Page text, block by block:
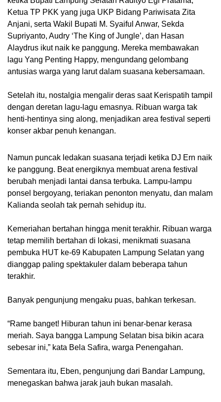
Ketua TP PKK yang juga UKP Bidang Pariwisata Zita
Anjani, serta Wakil Bupati M. Syaiful Anwar, Sekda
Supriyanto, Audry ‘The King of Jungle’, dan Hasan
Alaydrus ikut naik ke panggung. Mereka membawakan
lagu Yang Penting Happy, mengundang gelombang
antusias warga yang larut dalam suasana kebersamaan.
Setelah itu, nostalgia mengalir deras saat Kerispatih tampil
dengan deretan lagu-lagu emasnya. Ribuan warga tak
henti-hentinya sing along, menjadikan area festival seperti
konser akbar penuh kenangan.
Namun puncak ledakan suasana terjadi ketika DJ Ern naik
ke panggung. Beat energiknya membuat arena festival
berubah menjadi lantai dansa terbuka. Lampu-lampu
ponsel bergoyang, teriakan penonton menyatu, dan malam
Kalianda seolah tak pernah sehidup itu.
Kemeriahan bertahan hingga menit terakhir. Ribuan warga
tetap memilih bertahan di lokasi, menikmati suasana
pembuka HUT ke-69 Kabupaten Lampung Selatan yang
dianggap paling spektakuler dalam beberapa tahun
terakhir.
Banyak pengunjung mengaku puas, bahkan terkesan.
“Rame banget! Hiburan tahun ini benar-benar kerasa
meriah. Saya bangga Lampung Selatan bisa bikin acara
sebesar ini,” kata Bela Safira, warga Penengahan.
Sementara itu, Eben, pengunjung dari Bandar Lampung,
menegaskan bahwa jarak jauh bukan masalah.